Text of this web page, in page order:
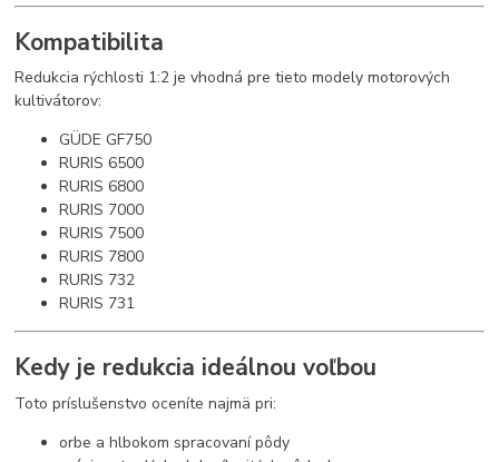
Kompatibilita
Redukcia rýchlosti 1:2 je vhodná pre tieto modely motorových
kultivátorov:
GÜDE GF750
RURIS 6500
RURIS 6800
RURIS 7000
RURIS 7500
RURIS 7800
RURIS 732
RURIS 731
Kedy je redukcia ideálnou voľbou
Toto príslušenstvo oceníte najmä pri:
orbe a hlbokom spracovaní pôdy